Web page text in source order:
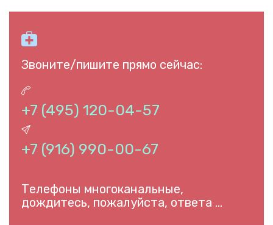

Звоните/пишите прямо сейчас:

+7 (495) 120-04-57

+7 (916) 990-00-67
Телефоны многоканальные,
дождитесь, пожалуйста, ответа …